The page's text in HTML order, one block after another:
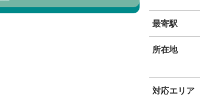
最寄駅
所在地
対応エリア